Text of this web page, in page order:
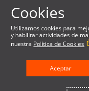
Cookies
Utilizamos cookies para
y habilitar actividades de
nuestra Política de Cookies
Aceptar